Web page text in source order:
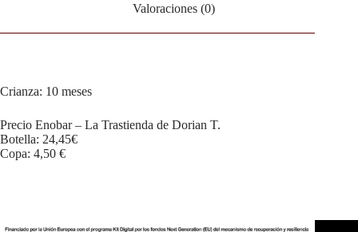
Valoraciones (0)
Crianza: 10 meses
Precio Enobar – La Trastienda de Dorian T.
Botella: 24,45€
Copa: 4,50 €